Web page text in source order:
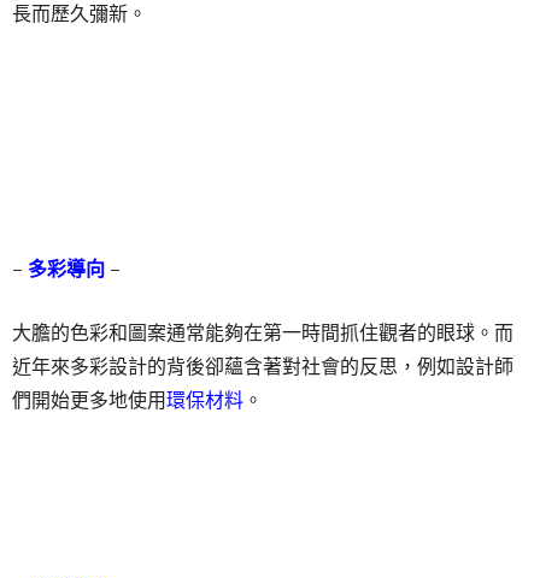
長而歷久彌新。
– 多彩導向 –
大膽的色彩和圖案通常能夠在第一時間抓住觀者的眼球。而
近年來多彩設計的背後卻蘊含著對社會的反思，例如設計師
們開始更多地使用環保材料 。